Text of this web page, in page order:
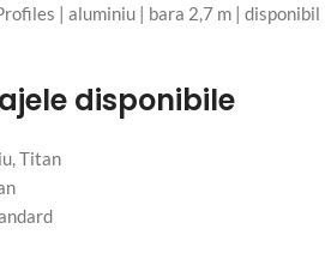
disponibile
Titan